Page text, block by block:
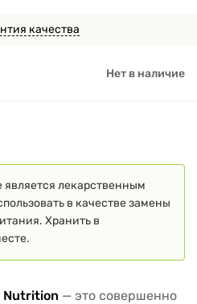
качества
Нет в наличие
лекарственным
в качестве замены
Хранить в
Nutrition — это совершенно